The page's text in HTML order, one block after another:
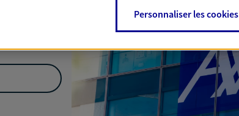
Personnaliser les cookies